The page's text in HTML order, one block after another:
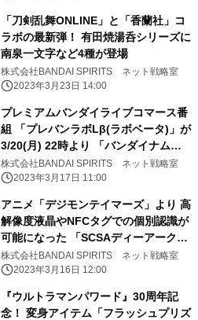
「刀剣乱舞ONLINE」と「香蘭社」コ
ラボの最新弾！ 有田焼湯呑シリーズに
南泉一文字など4種が登場
株式会社BANDAI SPIRITS ネット戦略室
2023年3月23日 14:00
プレミアムバンダイライブコマース番
組 「プレバンラボLβ(ラボベータ)」が
3/20(月) 22時より 「バンダイナムコ
Cross Store 東京」で配信決定 ゲス
トは宮下草薙・宮下兼史鷹(みやした
株式会社BANDAI SPIRITS ネット戦略室
2023年3月17日 11:00
アニメ「デジモンテイマーズ」より 高
解像度液晶やNFCタグでの個別認識が
可能になった 「SCSAディーアーク
ver.松田啓人ULTIMATE」が登場
株式会社BANDAI SPIRITS ネット戦略室
2023年3月16日 12:00
『ウルトラマンパワード』30周年記
念！ 変身アイテム「フラッシュプリズ